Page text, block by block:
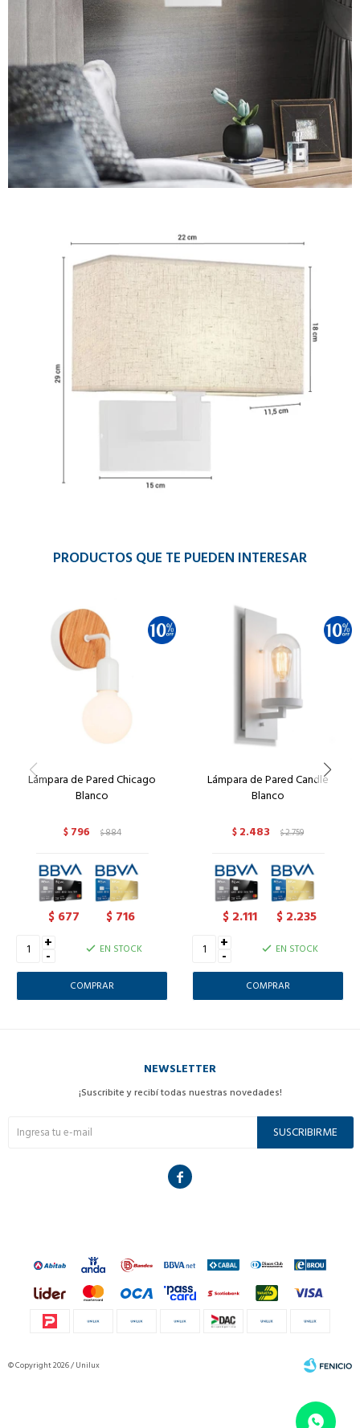
PRODUCTOS QUE TE PUEDEN INTERESAR
Lámpara de Pared Chicago
Blanco
$ 796 $884
$ 677 $ 716
+
- EN STOCK
Lámpara de Pared Candle
Blanco
$ 2.483 $2.759
$ 2.111 $ 2.235
+
- EN STOCK
NEWSLETTER
¡Suscribite y recibí todas nuestras novedades!
SUSCRIBIRME

© Copyright 2026 / Unilux